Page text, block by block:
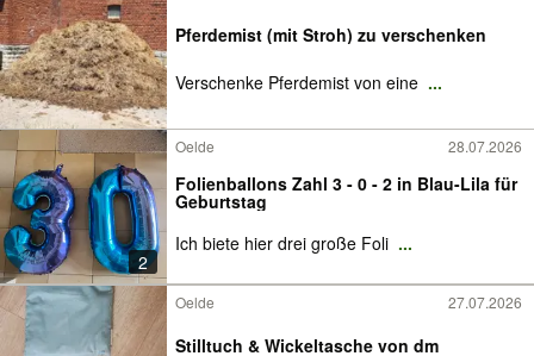
Pferdemist (mit Stroh) zu verschenken
Verschenke Pferdemist von eine ...
2
Oelde 28.07.2026
Folienballons Zahl 3 - 0 - 2 in Blau-Lila für
Geburtstag
Ich biete hier drei große Foli ...
Oelde 27.07.2026
Stilltuch & Wickeltasche von dm